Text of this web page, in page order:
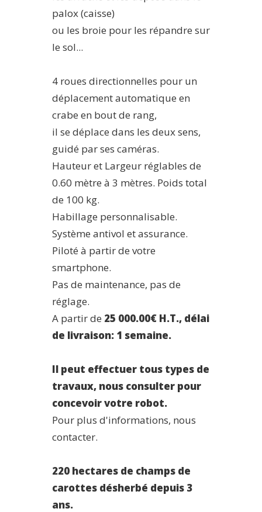
palox (caisse)
ou les broie pour les répandre sur
le sol...
4 roues directionnelles pour un
déplacement automatique en
crabe en bout de rang,
il se déplace dans les deux sens,
guidé par ses caméras.
Hauteur et Largeur réglables de
0.60 mètre à 3 mètres. Poids total
de 100 kg.
Habillage personnalisable.
Système antivol et assurance.
Piloté à partir de votre
smartphone.
Pas de maintenance, pas de
réglage.
A partir de 25 000.00€ H.T., délai
de livraison: 1 semaine.
Il peut effectuer tous types de
travaux, nous consulter pour
concevoir votre robot.
Pour plus d'informations, nous
contacter.
220 hectares de champs de
carottes désherbé depuis 3
ans.